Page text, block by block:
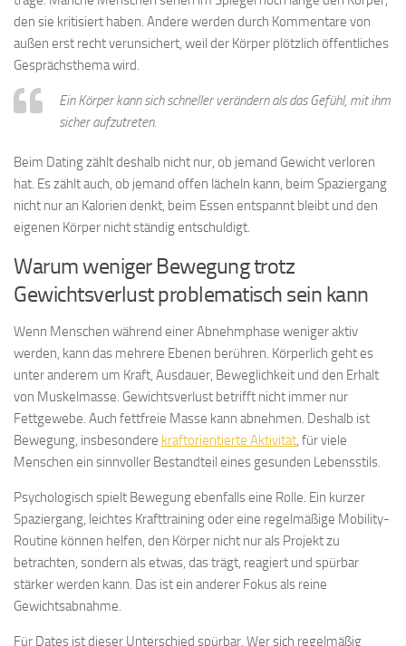
den sie kritisiert haben. Andere werden durch Kommentare von
außen erst recht verunsichert, weil der Körper plötzlich öffentliches
Gesprächsthema wird.
Ein Körper kann sich schneller verändern als das Gefühl, mit ihm
sicher aufzutreten.
Beim Dating zählt deshalb nicht nur, ob jemand Gewicht verloren
hat. Es zählt auch, ob jemand offen lächeln kann, beim Spaziergang
nicht nur an Kalorien denkt, beim Essen entspannt bleibt und den
eigenen Körper nicht ständig entschuldigt.
Warum weniger Bewegung trotz
Gewichtsverlust problematisch sein kann
Wenn Menschen während einer Abnehmphase weniger aktiv
werden, kann das mehrere Ebenen berühren. Körperlich geht es
unter anderem um Kraft, Ausdauer, Beweglichkeit und den Erhalt
von Muskelmasse. Gewichtsverlust betrifft nicht immer nur
Fettgewebe. Auch fettfreie Masse kann abnehmen. Deshalb ist
Bewegung, insbesondere kraftorientierte Aktivität, für viele
Menschen ein sinnvoller Bestandteil eines gesunden Lebensstils.
Psychologisch spielt Bewegung ebenfalls eine Rolle. Ein kurzer
Spaziergang, leichtes Krafttraining oder eine regelmäßige Mobility-
Routine können helfen, den Körper nicht nur als Projekt zu
betrachten, sondern als etwas, das trägt, reagiert und spürbar
stärker werden kann. Das ist ein anderer Fokus als reine
Gewichtsabnahme.
Für Dates ist dieser Unterschied spürbar. Wer sich regelmäßig